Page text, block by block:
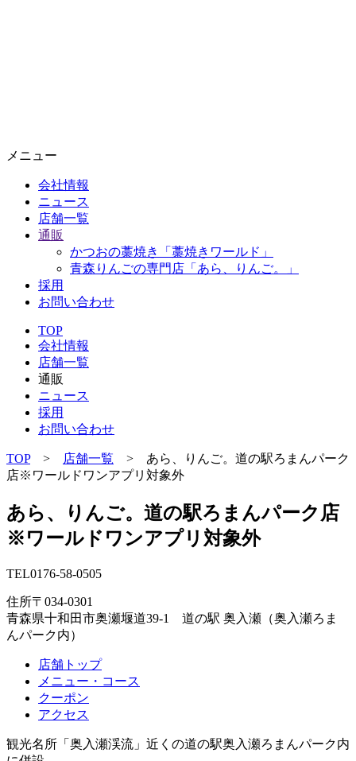
メニュー
会社情報
ニュース
店舗一覧
通販
かつおの藁焼き「藁焼きワールド」
青森りんごの専門店「あら、りんご。」
採用
お問い合わせ
TOP
会社情報
店舗一覧
通販
ニュース
採用
お問い合わせ
TOP> 店舗一覧 > あら、りんご。道の駅ろまんパーク
店※ワールドワンアプリ対象外
あら、りんご。道の駅ろまんパーク店
※ワールドワンアプリ対象外
TEL0176-58-0505
住所〒034-0301
青森県十和田市奥瀬堰道39-1 道の駅 奥入瀬（奥入瀬ろま
んパーク内）
店舗トップ
メニュー・コース
クーポン
アクセス
観光名所「奥入瀬渓流」近くの道の駅奥入瀬ろまんパーク内